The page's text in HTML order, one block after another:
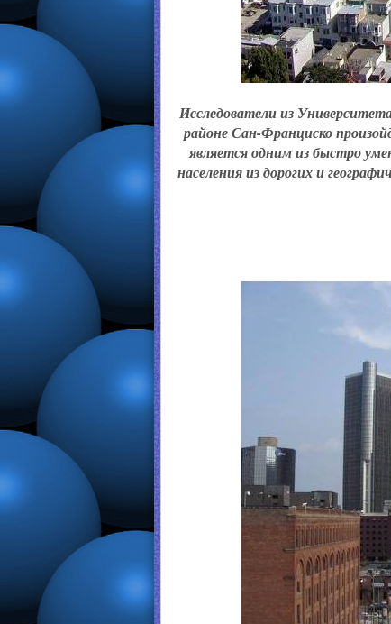
Исследователи из
районе Сан-Франциско
является одним из быстро
населения из дорогих и